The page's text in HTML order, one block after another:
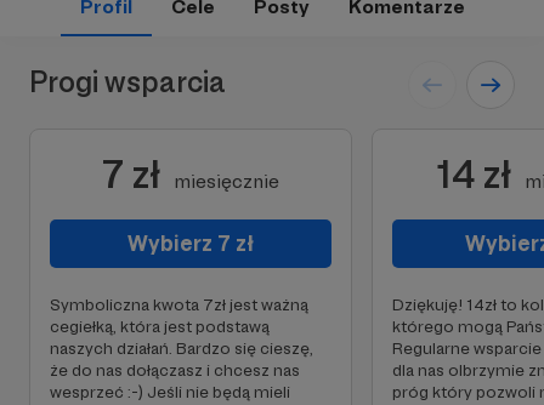
Profil Cele Posty Komentarze
Progi wsparcia
7 zł miesięcznie
Wybierz 7 zł
Symboliczna kwota 7zł jest ważną
cegiełką, która jest podstawą
naszych działań. Bardzo się cieszę,
że do nas dołączasz i chcesz nas
wesprzeć :-) Jeśli nie będą mieli
14 zł
Dziękuję! 14zł to
którego mogą
Regularne
dla nas olbrzymie
próg który pozwoli